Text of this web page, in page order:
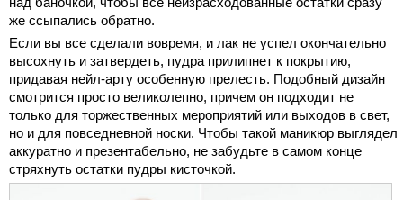
же ссыпались обратно.
Если вы все сделали вовремя, и лак не успел окончательно
высохнуть и затвердеть, пудра прилипнет к покрытию,
придавая нейл-арту особенную прелесть. Подобный дизайн
смотрится просто великолепно, причем он подходит не
только для торжественных мероприятий или выходов в свет,
но и для повседневной носки. Чтобы такой маникюр выглядел
аккуратно и презентабельно, не забудьте в самом конце
стряхнуть остатки пудры кисточкой.